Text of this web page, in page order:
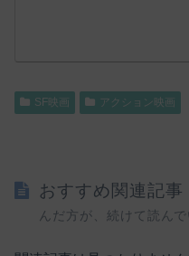
SF映画 アクション映画
おすすめ関連記事
んだ方が、続けて読ん